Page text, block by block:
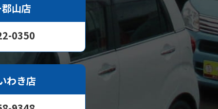
山店
0350
わき店